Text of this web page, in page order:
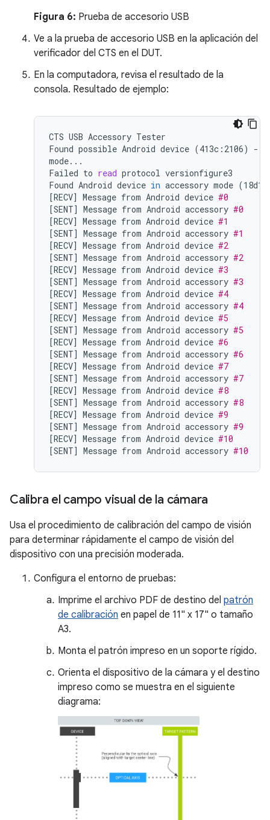
Figura 6: Prueba de accesorio USB
Ve a la prueba de accesorio USB en la aplicación del
verificador del CTS en el DUT.
En la computadora, revisa el resultado de la
consola. Resultado de ejemplo:
CTS USB Accessory Tester
Found possible Android device (413c:2106) -
mode...
Failed to read protocol versionfigure3
Found Android device in accessory mode (
[RECV] Message from Android device #0
[SENT] Message from Android accessory #0
[RECV] Message from Android device #1
[SENT] Message from Android accessory #1
[RECV] Message from Android device #2
[SENT] Message from Android accessory #2
[RECV] Message from Android device #3
[SENT] Message from Android accessory #3
[RECV] Message from Android device #4
[SENT] Message from Android accessory #4
[RECV] Message from Android device #5
[SENT] Message from Android accessory #5
[RECV] Message from Android device #6
[SENT] Message from Android accessory #6
[RECV] Message from Android device #7
[SENT] Message from Android accessory #7
[RECV] Message from Android device #8
[SENT] Message from Android accessory #8
[RECV] Message from Android device #9
[SENT] Message from Android accessory #9
[RECV] Message from Android device #10
[SENT] Message from Android accessory #10
Calibra el campo visual de la cámara
Usa el procedimiento de calibración del campo de visión
para determinar rápidamente el campo de visión del
dispositivo con una precisión moderada.
Configura el entorno de pruebas:
Imprime el archivo PDF de destino del patrón
de calibración en papel de 11" x 17" o tamaño
A3.
Monta el patrón impreso en un soporte rígido.
Orienta el dispositivo de la cámara y el destino
impreso como se muestra en el siguiente
diagrama: